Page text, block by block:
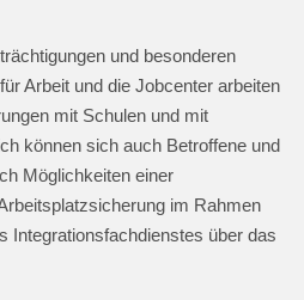
und besonderen
Arbeit und die Jobcenter arbeiten
mit Schulen und mit
können sich auch Betroffene und
Möglichkeiten einer
im Rahmen
Integrationsfachdienstes über das